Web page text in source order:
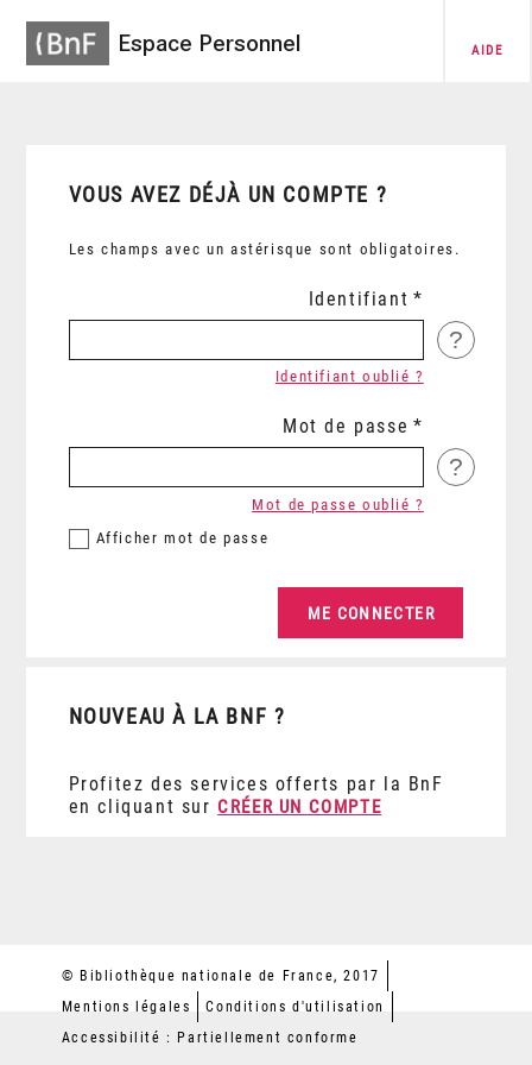
Espace Personnel AIDE
VOUS AVEZ DÉJÀ UN COMPTE ?
Les champs avec un astérisque sont obligatoires.
Identifiant
?
Identifiant oublié ?
Mot de passe
?
Afficher mot de passe
Mot de passe oublié ?
NOUVEAU À LA BNF ?
Profitez des services offerts par la BnF
en cliquant sur CRÉER UN COMPTE
© Bibliothèque nationale de France, 2017
Mentions légales
Conditions d'utilisation
Accessibilité : Partiellement conforme